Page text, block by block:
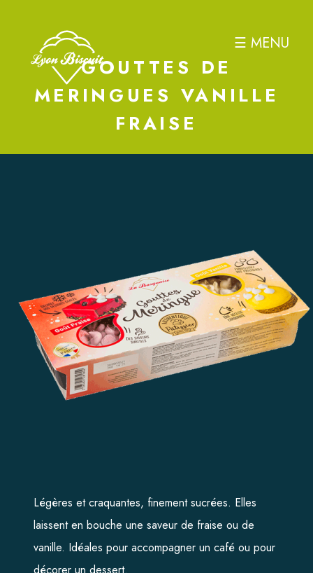
ACCUEIL
Lyon biscuit
Sira
☰ MENU
GOUTTES DE
MERINGUES VANILLE
FRAISE
Légères et craquantes, finement sucrées. Elles
laissent en bouche une saveur de fraise ou de
vanille. Idéales pour accompagner un café ou pour